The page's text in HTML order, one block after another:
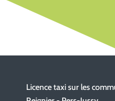
Licence taxi sur les